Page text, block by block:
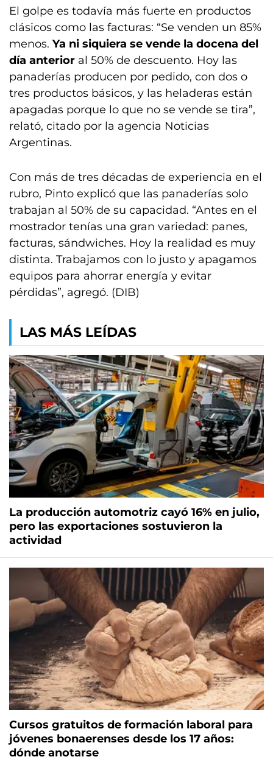
El golpe es todavía más fuerte en productos
clásicos como las facturas: “Se venden un 85%
menos. Ya ni siquiera se vende la docena del
día anterior al 50% de descuento. Hoy las
panaderías producen por pedido, con dos o
tres productos básicos, y las heladeras están
apagadas porque lo que no se vende se tira”,
relató, citado por la agencia Noticias
Argentinas.
Con más de tres décadas de experiencia en el
rubro, Pinto explicó que las panaderías solo
trabajan al 50% de su capacidad. “Antes en el
mostrador tenías una gran variedad: panes,
facturas, sándwiches. Hoy la realidad es muy
distinta. Trabajamos con lo justo y apagamos
equipos para ahorrar energía y evitar
pérdidas”, agregó. (DIB)
LAS MÁS LEÍDAS
La producción automotriz cayó 16% en julio,
pero las exportaciones sostuvieron la
actividad
Cursos gratuitos de formación laboral para
jóvenes bonaerenses desde los 17 años:
dónde anotarse